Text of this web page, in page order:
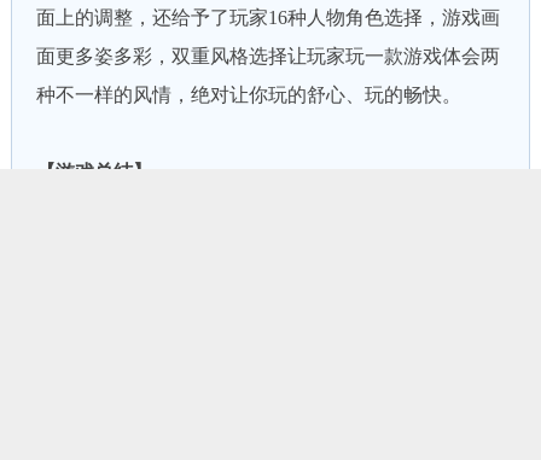
面上的调整，还给予了玩家16种人物角色选择，游戏画
面更多姿多彩，双重风格选择让玩家玩一款游戏体会两
种不一样的风情，绝对让你玩的舒心、玩的畅快。
【游戏总结】